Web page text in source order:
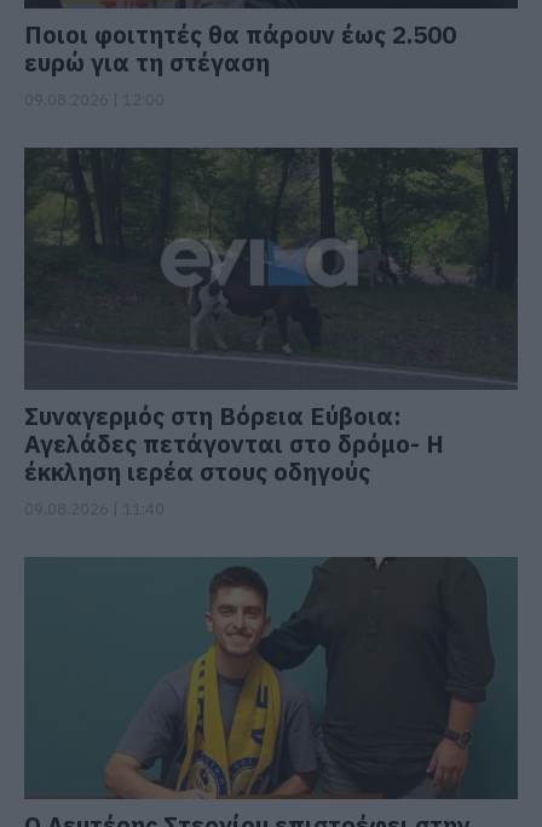
Ποιοι φοιτητές θα πάρουν έως 2.500
ευρώ για τη στέγαση
Συναγερμός στη Βόρεια Εύβοια:
Αγελάδες πετάγονται στο δρόμο- Η
έκκληση ιερέα στους οδηγούς